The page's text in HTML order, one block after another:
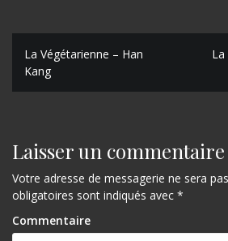
N
a
i
g
a
t
La Végétarienne – Han
Kang
La
Laisser un commentaire
Votre adresse de messagerie ne sera
obligatoires sont indiqués avec *
Commentaire